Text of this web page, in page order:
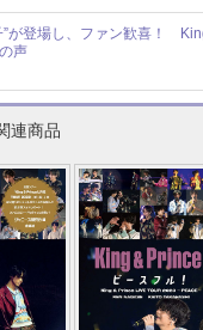
”が登場し、ファン歓喜！
声
連商品